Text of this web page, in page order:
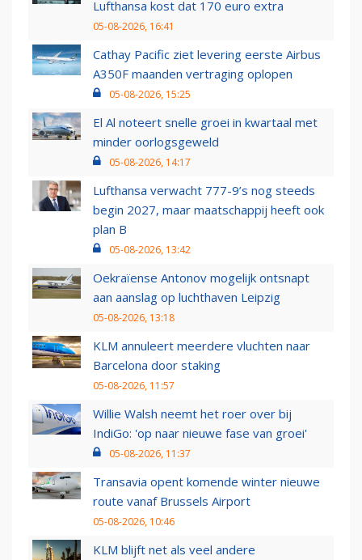
Lufthansa kost dat 170 euro extra
05-08-2026, 16:41
Cathay Pacific ziet levering eerste Airbus
A350F maanden vertraging oplopen
05-08-2026, 15:25
El Al noteert snelle groei in kwartaal met
minder oorlogsgeweld
05-08-2026, 14:17
Lufthansa verwacht 777-9’s nog steeds
begin 2027, maar maatschappij heeft ook
plan B
05-08-2026, 13:42
Oekraïense Antonov mogelijk ontsnapt
aan aanslag op luchthaven Leipzig
05-08-2026, 13:18
KLM annuleert meerdere vluchten naar
Barcelona door staking
05-08-2026, 11:57
Willie Walsh neemt het roer over bij
IndiGo: 'op naar nieuwe fase van groei'
05-08-2026, 11:37
Transavia opent komende winter nieuwe
route vanaf Brussels Airport
05-08-2026, 10:46
KLM blijft net als veel andere